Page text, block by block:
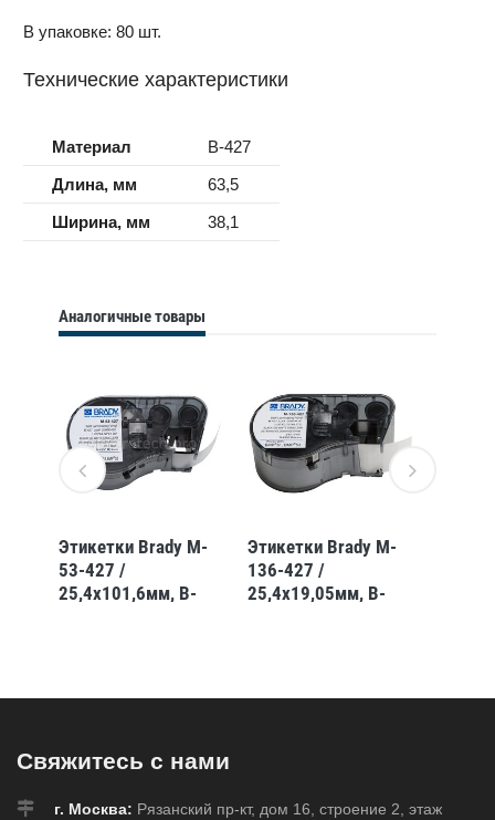
В упаковке: 80 шт.
Технические характеристики
Материал
B-427
Длина, мм
63,5
Ширина, мм
38,1
Аналогичные товары
Этикетки Brady M-
53-427 /
25,4x101,6мм, B-
Этикетки Brady M-
136-427 /
25,4x19,05мм, B-
Свяжитесь с нами
г. Москва: Рязанский пр-кт, дом 16, строение 2, этаж